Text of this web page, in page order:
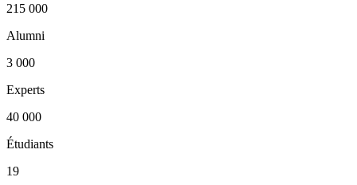
215 000
Alumni
3 000
Experts
40 000
Étudiants
19